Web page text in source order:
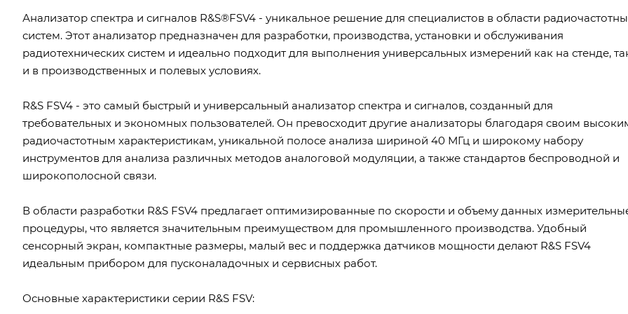
Анализатор спектра и сигналов R&S®FSV4 - уникальное решение для специалистов в области
систем. Этот анализатор предназначен для разработки, производства, установки и обслуживания
радиотехнических систем и идеально подходит для выполнения универсальных измерений как на стенде,
и в производственных и полевых условиях.
R&S FSV4 - это самый быстрый и универсальный анализатор спектра и сигналов, созданный для
требовательных и экономных пользователей. Он превосходит другие анализаторы благодаря своим
радиочастотным характеристикам, уникальной полосе анализа шириной 40 МГц и широкому набору
инструментов для анализа различных методов аналоговой модуляции, а также стандартов беспроводной и
широкополосной связи.
В области разработки R&S FSV4 предлагает оптимизированные по скорости и объему данных
процедуры, что является значительным преимуществом для промышленного производства. Удобный
сенсорный экран, компактные размеры, малый вес и поддержка датчиков мощности делают R&S FSV4
идеальным прибором для пусконаладочных и сервисных работ.
Основные характеристики серии R&S FSV: